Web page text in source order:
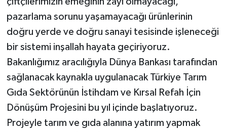
pazarlama sorunu yaşamayacağı ürünlerinin
doğru yerde ve doğru sanayi tesisinde işleneceği
bir sistemi inşallah hayata geçiriyoruz.
Bakanlığımız aracılığıyla Dünya Bankası tarafından
sağlanacak kaynakla uygulanacak Türkiye Tarım
Gıda Sektörünün İstihdam ve Kırsal Refah İçin
Dönüşüm Projesini bu yıl içinde başlatıyoruz.
Projeyle tarım ve gıda alanına yatırım yapmak